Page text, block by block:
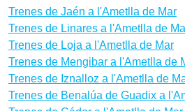
Trenes de Jaén a l'Ametlla de Mar
Trenes de Linares a l'Ametlla de
Trenes de Loja a l'Ametlla de Mar
Trenes de Mengibar a l'Ametlla de
Trenes de Iznalloz a l'Ametlla de
Trenes de Benalúa de Guadix a